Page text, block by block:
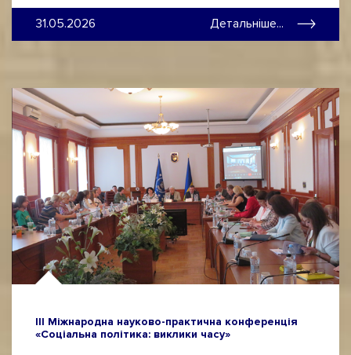
31.05.2026 Детальніше...
ІІІ Міжнародна науково-практична конференція
«Соціальна політика: виклики часу»